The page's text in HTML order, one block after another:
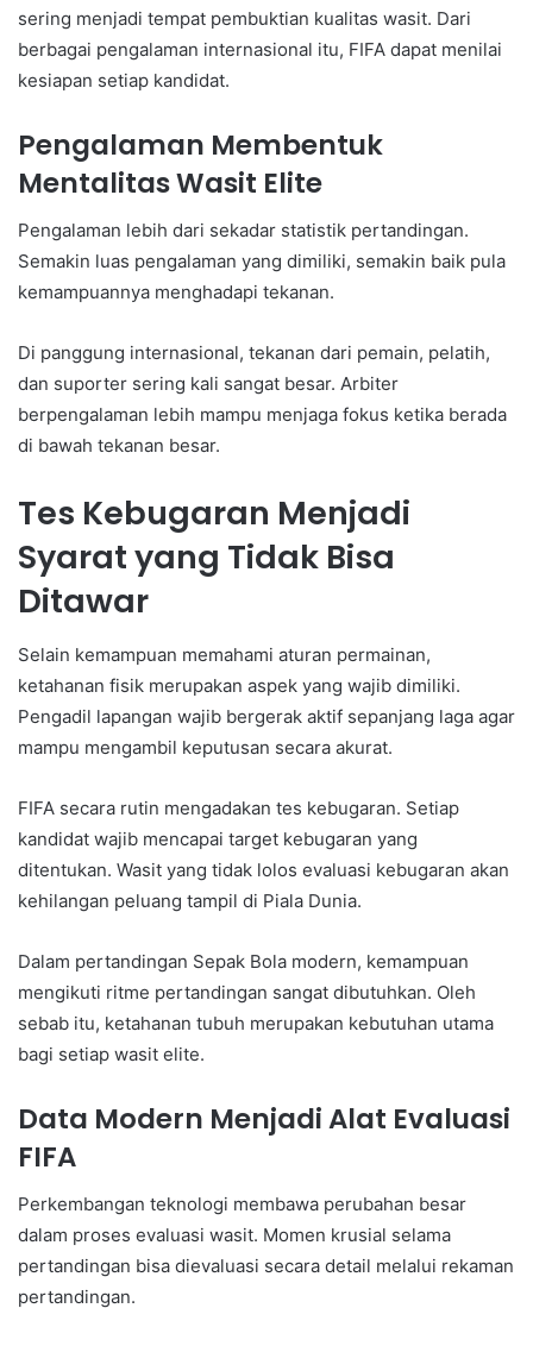
sering menjadi tempat pembuktian kualitas wasit. Dari
berbagai pengalaman internasional itu, FIFA dapat menilai
kesiapan setiap kandidat.
Pengalaman Membentuk
Mentalitas Wasit Elite
Pengalaman lebih dari sekadar statistik pertandingan.
Semakin luas pengalaman yang dimiliki, semakin baik pula
kemampuannya menghadapi tekanan.
Di panggung internasional, tekanan dari pemain, pelatih,
dan suporter sering kali sangat besar. Arbiter
berpengalaman lebih mampu menjaga fokus ketika berada
di bawah tekanan besar.
Tes Kebugaran Menjadi
Syarat yang Tidak Bisa
Ditawar
Selain kemampuan memahami aturan permainan,
ketahanan fisik merupakan aspek yang wajib dimiliki.
Pengadil lapangan wajib bergerak aktif sepanjang laga agar
mampu mengambil keputusan secara akurat.
FIFA secara rutin mengadakan tes kebugaran. Setiap
kandidat wajib mencapai target kebugaran yang
ditentukan. Wasit yang tidak lolos evaluasi kebugaran akan
kehilangan peluang tampil di Piala Dunia.
Dalam pertandingan Sepak Bola modern, kemampuan
mengikuti ritme pertandingan sangat dibutuhkan. Oleh
sebab itu, ketahanan tubuh merupakan kebutuhan utama
bagi setiap wasit elite.
Data Modern Menjadi Alat Evaluasi
FIFA
Perkembangan teknologi membawa perubahan besar
dalam proses evaluasi wasit. Momen krusial selama
pertandingan bisa dievaluasi secara detail melalui rekaman
pertandingan.